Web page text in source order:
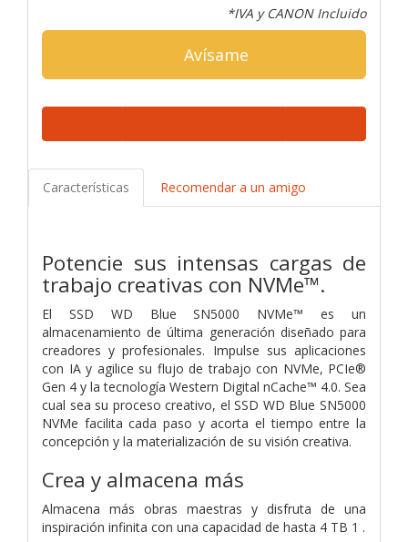
*IVA y CANON Incluido
Avísame
Características Recomendar a un amigo
Potencie sus intensas cargas de
trabajo creativas con NVMe™.
El SSD WD Blue SN5000 NVMe™ es un
almacenamiento de última generación diseñado para
creadores y profesionales. Impulse sus aplicaciones
con IA y agilice su flujo de trabajo con NVMe, PCIe®
Gen 4 y la tecnología Western Digital nCache™ 4.0. Sea
cual sea su proceso creativo, el SSD WD Blue SN5000
NVMe facilita cada paso y acorta el tiempo entre la
concepción y la materialización de su visión creativa.
Crea y almacena más
Almacena más obras maestras y disfruta de una
inspiración infinita con una capacidad de hasta 4 TB 1 .